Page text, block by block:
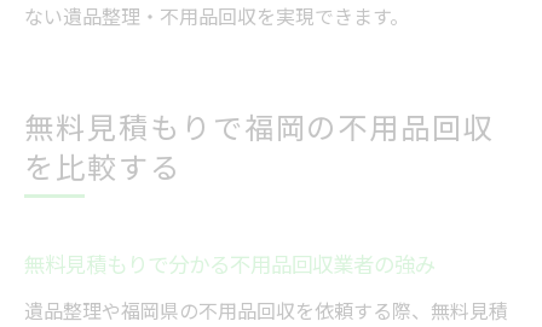
ない遺品整理・不用品回収を実現できます。
無料見積もりで福岡の不用品回収
を比較する
無料見積もりで分かる不用品回収業者の強み
遺品整理や福岡県の不用品回収を依頼する際、無料見積